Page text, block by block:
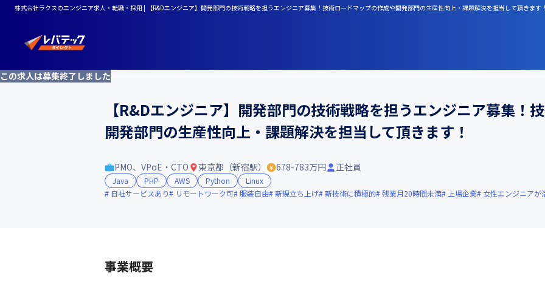
株式会社ラクスのエンジニア求人・転職・採用 | 【R&Dエンジニア】開発部門の技術戦略を担うエンジニア募集！技術ロードマップの作成や開発部門の生産性向上・課題解決を担当して頂きます
この求人は募集終了しました
【R&Dエンジニア】開発部門の技術戦略を担うエンジニア募集！
開発部門の生産性向上・課題解決を担当して頂きます！
PMO、VPoE・CTO 東京都（新宿駅） 678-783万円 正社員
Java PHP AWS Python
Linux
自社サービスあり
リモートワーク可 服装自由 新規立ち上げ 新技術に積極的 残業月20時間未満 上場企業 女性エンジニアが
事業概要